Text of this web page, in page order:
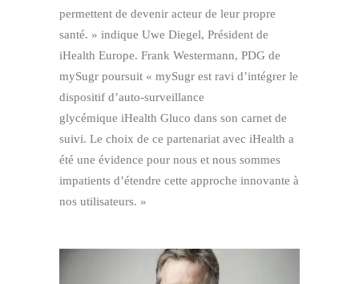
permettent de devenir acteur de leur propre
santé. » indique Uwe Diegel, Président de
iHealth Europe. Frank Westermann, PDG de
mySugr poursuit « mySugr est ravi d’intégrer le
dispositif d’auto-surveillance
glycémique iHealth Gluco dans son carnet de
suivi. Le choix de ce partenariat avec iHealth a
été une évidence pour nous et nous sommes
impatients d’étendre cette approche innovante à
nos utilisateurs. »